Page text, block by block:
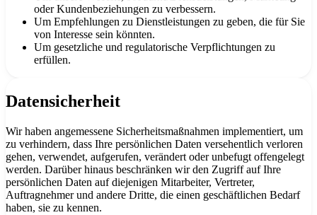
oder Kundenbeziehungen zu verbessern.
Um Empfehlungen zu Dienstleistungen zu geben, die für Sie
von Interesse sein könnten.
Um gesetzliche und regulatorische Verpflichtungen zu
erfüllen.
Datensicherheit
Wir haben angemessene Sicherheitsmaßnahmen implementiert, um
zu verhindern, dass Ihre persönlichen Daten versehentlich verloren
gehen, verwendet, aufgerufen, verändert oder unbefugt offengelegt
werden. Darüber hinaus beschränken wir den Zugriff auf Ihre
persönlichen Daten auf diejenigen Mitarbeiter, Vertreter,
Auftragnehmer und andere Dritte, die einen geschäftlichen Bedarf
haben, sie zu kennen.